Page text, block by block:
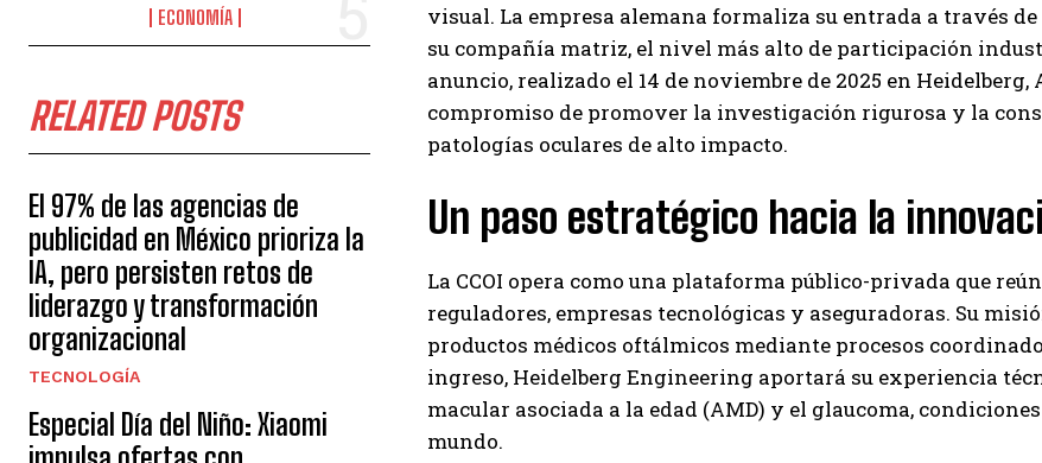
I WANT IN
I've read and accept the Privacy Policy
Carlos Mendoza
Carlos Mendoza es un empresario y estratega de
marketing digital que, a través de su experiencia
ECONOMÍA
RELATED POSTS
El 97% de las agencias de
publicidad en México prioriza la
IA, pero persisten retos de
liderazgo y transformación
organizacional
TECNOLOGÍA
Especial Día del Niño: Xiaomi
visual. La empresa alemana formaliza su entrada a través
su compañía matriz, el nivel más alto de participación
anuncio, realizado el 14 de noviembre de 2025 en
compromiso de promover la investigación rigurosa y la
patologías oculares de alto impacto.
Un paso estratégico hacia la
La CCOI opera como una plataforma público-privada que
reguladores, empresas tecnológicas y aseguradoras. Su
productos médicos oftálmicos mediante procesos
ingreso, Heidelberg Engineering aportará su experiencia
macular asociada a la edad (AMD) y el glaucoma,
mundo.